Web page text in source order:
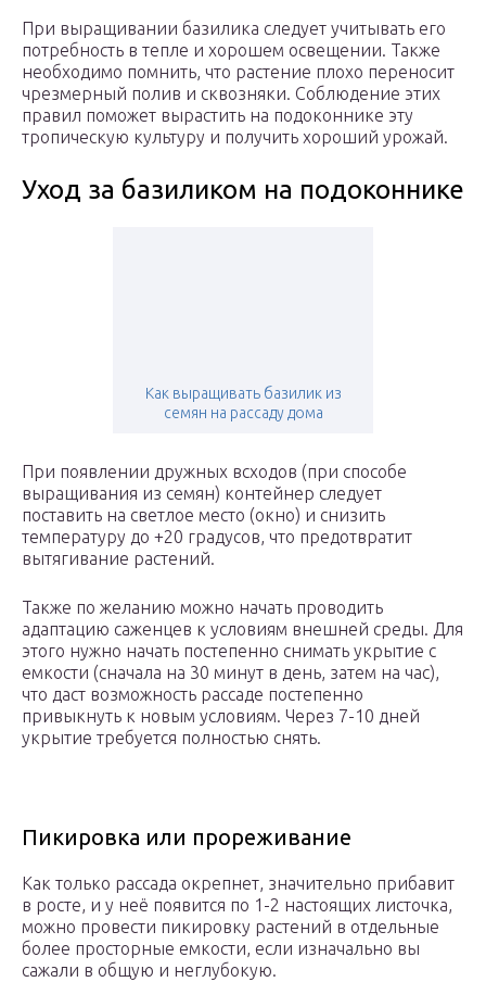
При выращивании базилика следует учитывать его
потребность в тепле и хорошем освещении. Также
необходимо помнить, что растение плохо переносит
чрезмерный полив и сквозняки. Соблюдение этих
правил поможет вырастить на подоконнике эту
тропическую культуру и получить хороший урожай.
Уход за базиликом на подоконнике
Как выращивать базилик из
семян на рассаду дома
При появлении дружных всходов (при способе
выращивания из семян) контейнер следует
поставить на светлое место (окно) и снизить
температуру до +20 градусов, что предотвратит
вытягивание растений.
Также по желанию можно начать проводить
адаптацию саженцев к условиям внешней среды. Для
этого нужно начать постепенно снимать укрытие с
емкости (сначала на 30 минут в день, затем на час),
что даст возможность рассаде постепенно
привыкнуть к новым условиям. Через 7-10 дней
укрытие требуется полностью снять.
Пикировка или прореживание
Как только рассада окрепнет, значительно прибавит
в росте, и у неё появится по 1-2 настоящих листочка,
можно провести пикировку растений в отдельные
более просторные емкости, если изначально вы
сажали в общую и неглубокую.